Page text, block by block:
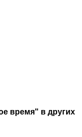
время" в других